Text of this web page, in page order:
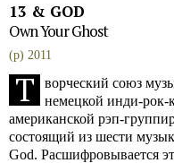
13 & GOD
Own Your Ghost
(p) 2011
Т
ворческий союз
немецкой инди-рок-
американской рэп-
состоящий из шести
God. Расшифровывается